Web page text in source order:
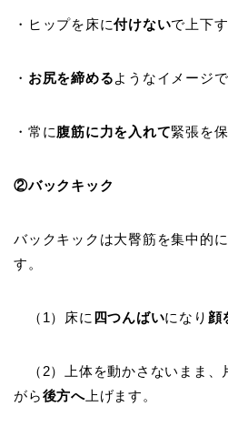
・ヒップを床に付けないで上下
・ お尻を締めるようなイメージ
・常に腹筋に力を入れて緊張を
②バックキック
バックキックは大臀筋を集中的
す。
（1）床に 四つんばいになり 顔
（2）上体を動かさないまま、
がら後方へ上げます。